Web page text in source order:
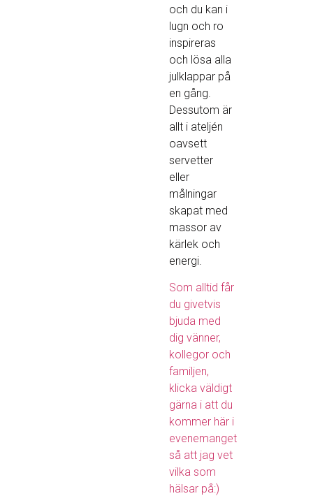
och du kan i
lugn och ro
inspireras
och lösa alla
julklappar på
en gång.
Dessutom är
allt i ateljén
oavsett
servetter
eller
målningar
skapat med
massor av
kärlek och
energi.
Som alltid får
du givetvis
bjuda med
dig vänner,
kollegor och
familjen,
klicka väldigt
gärna i att du
kommer här i
evenemanget
så att jag vet
vilka som
hälsar på:)